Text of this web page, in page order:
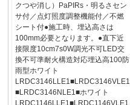
クつや消し）PaPIRs・明るさセン
サ付／点灯照度調整機能付／不燃
シート付●施工時、埋込高さは
100mm必要となります。●直下近
接限度10cm7s0W調光不可LED交
換不可準耐火構造対応埋込高100防
雨型ホワイト
LRDC3146LLE1■LRDC3146VLE1
■LRDC3146NLE1■ホワイト